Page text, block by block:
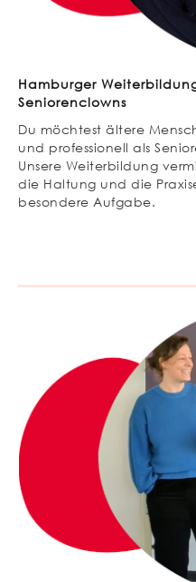
Hamburger
Seniorenclowns
Du möchtest ältere
und professionell als
Unsere Weiterbildung
die Haltung und die
besondere Aufgabe.